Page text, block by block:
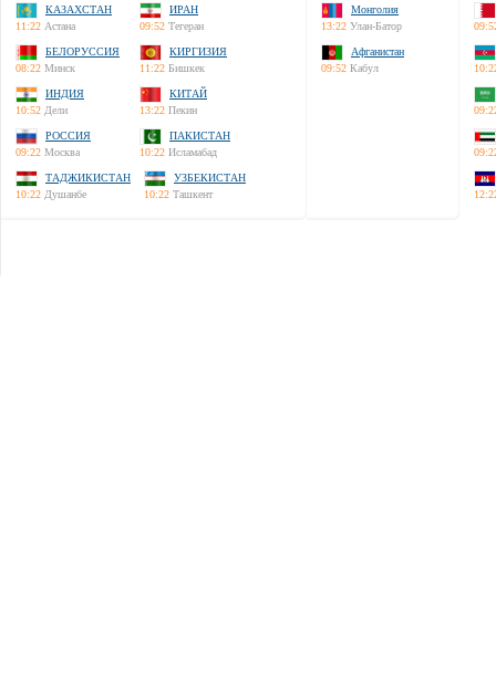
КАЗАХСТАН
11:22 Астана
ИРАН
09:52 Тегеран
БЕЛОРУССИЯ
08:22 Минск
КИРГИЗИЯ
11:22 Бишкек
ИНДИЯ
10:52 Дели
КИТАЙ
13:22 Пекин
РОССИЯ
09:22 Москва
ПАКИСТАН
10:22 Исламабад
ТАДЖИКИСТАН
10:22 Душанбе
УЗБЕКИСТАН
10:22 Ташкент
Монголия
13:22 Улан-Батор
Афганистан
09:52 Кабул